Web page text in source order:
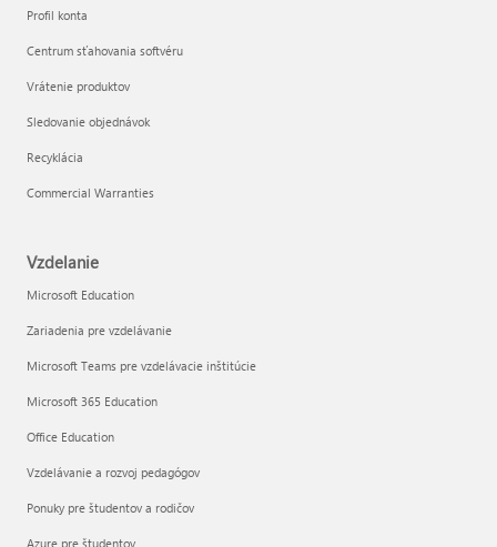
Profil konta
Centrum sťahovania softvéru
Vrátenie produktov
Sledovanie objednávok
Recyklácia
Commercial Warranties
Vzdelanie
Microsoft Education
Zariadenia pre vzdelávanie
Microsoft Teams pre vzdelávacie inštitúcie
Microsoft 365 Education
Office Education
Vzdelávanie a rozvoj pedagógov
Ponuky pre študentov a rodičov
Azure pre študentov